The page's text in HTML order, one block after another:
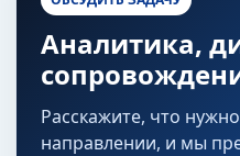
Аналитика,
Расскажите, что
направлении, и мы